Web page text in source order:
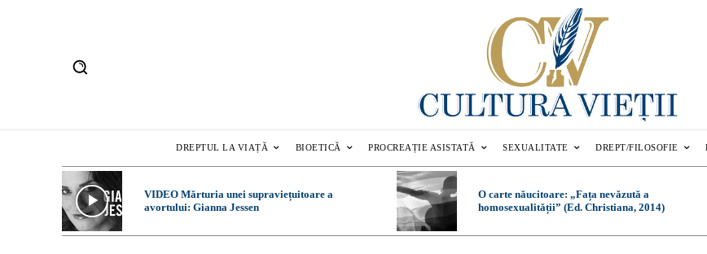
DREPTUL LA VIAȚĂ BIOETICĂ PROCREAȚIE ASISTATĂ SEXUALITATE DREPT/FILOSOFIE
VIDEO Mărturia unei supraviețuitoare a
avortului: Gianna Jessen
O carte năucitoare: „Fața nevăzută a
homosexualității” (Ed. Christiana, 2014)